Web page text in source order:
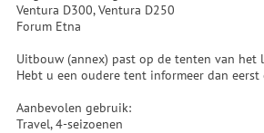
Ventura D300, Ventura D250
Forum Etna
Uitbouw (annex) past op de tenten van het
Hebt u een oudere tent informeer dan
Aanbevolen gebruik:
Travel, 4-seizoenen